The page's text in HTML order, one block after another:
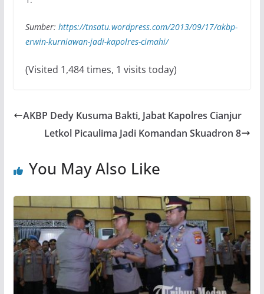
Sumber: https://tnsatu.wordpress.com/2013/09/17/akbp-
erwin-kurniawan-jadi-kapolres-cimahi/
(Visited 1,484 times, 1 visits today)
AKBP Dedy Kusuma Bakti, Jabat Kapolres Cianjur
Letkol Picaulima Jadi Komandan Skuadron 8
You May Also Like